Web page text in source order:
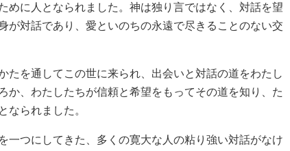
に人となられました。神は独り言ではなく、対話を望
が対話であり、愛といのちの永遠で尽きることのない交
を通してこの世に来られ、出会いと対話の道をわたし
か、わたしたちが信頼と希望をもってその道を知り、た
なられました。
つにしてきた、多くの寛大な人の粘り強い対話がなけ